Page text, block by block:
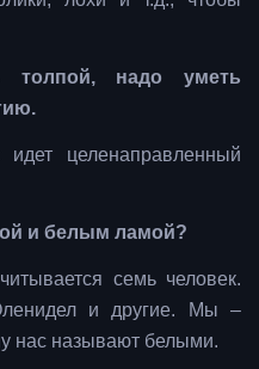
надо уметь
целенаправленный
и белым ламой?
семь человек.
и другие. Мы –
нас называют белыми.